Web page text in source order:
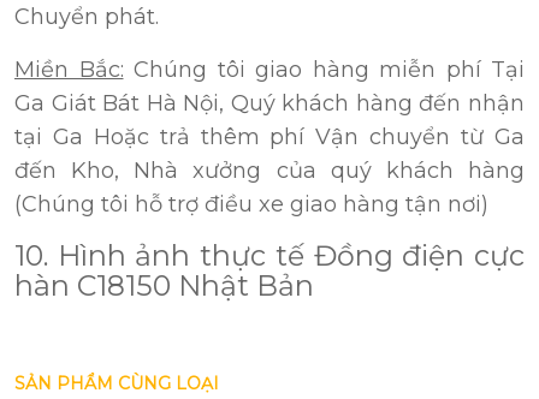
Chuyển phát.
Miền Bắc: Chúng tôi giao hàng miễn phí Tại
Ga Giát Bát Hà Nội, Quý khách hàng đến nhận
tại Ga Hoặc trả thêm phí Vận chuyển từ Ga
đến Kho, Nhà xưởng của quý khách hàng
(Chúng tôi hỗ trợ điều xe giao hàng tận nơi)
10. Hình ảnh thực tế Đồng điện cực
hàn C18150 Nhật Bản
SẢN PHẨM CÙNG LOẠI